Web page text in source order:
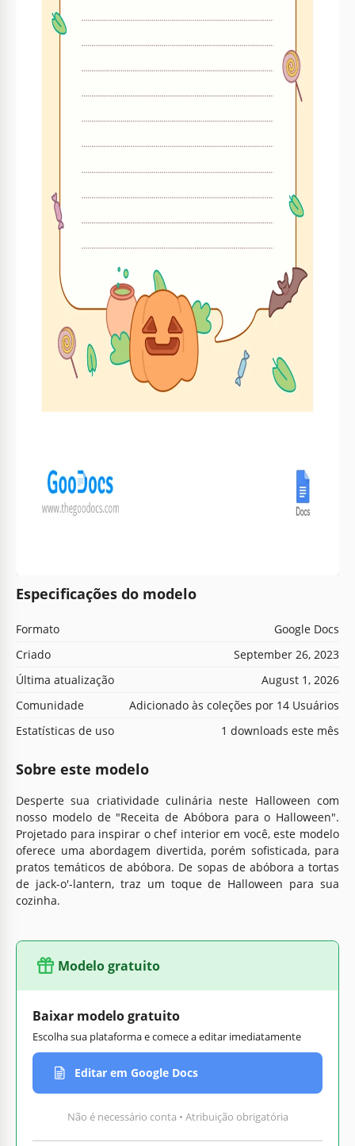
Especificações do modelo
Formato
Google Docs
Criado
September 26, 2023
Última atualização
August 1, 2026
Comunidade
Adicionado às coleções por 14 Usuários
Estatísticas de uso
1 downloads este mês
Sobre este modelo
Desperte sua criatividade culinária neste Halloween com
nosso modelo de "Receita de Abóbora para o Halloween".
Projetado para inspirar o chef interior em você, este modelo
oferece uma abordagem divertida, porém sofisticada, para
pratos temáticos de abóbora. De sopas de abóbora a tortas
de jack-o'-lantern, traz um toque de Halloween para sua
cozinha.
Modelo gratuito
Baixar modelo gratuito
Escolha sua plataforma e comece a editar imediatamente
Editar em Google Docs
Não é necessário conta • Atribuição obrigatória